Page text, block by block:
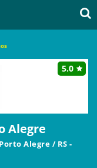
5.0
Alegre
Porto Alegre / RS -